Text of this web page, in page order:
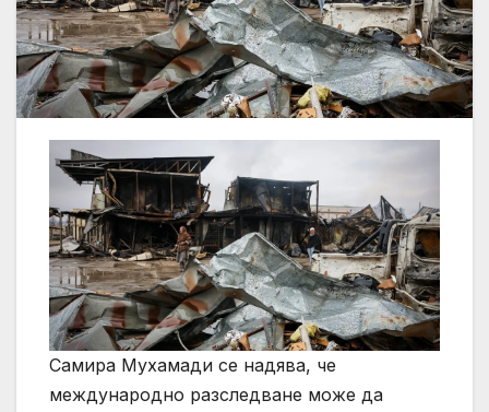
Самира Мухамади се надява, че
международно разследване може да